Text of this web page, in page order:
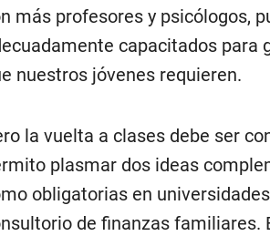
más profesores y psicólogos,
capacitados para
nuestros jóvenes requieren.
la vuelta a clases debe ser
plasmar dos ideas
obligatorias en
de finanzas familiares.